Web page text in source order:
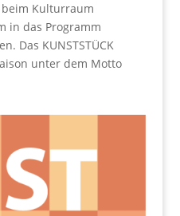
Kulturraum
in das Programm
Das KUNSTSTÜCK
unter dem Motto